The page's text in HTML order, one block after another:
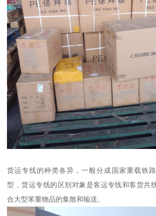
货运专线的种类各异，一般分成国家重载铁
型，货运专线的区别对象是客运专线和客货共
合大型笨重物品的集散和输送。